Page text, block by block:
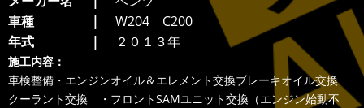
車種
W204 C200
年式
２０１３年
施工内容：
車検整備・エンジンオイル＆エレメント交換ブレーキオイル交換
クーラント交換 ・フロントSAMユニット交換（エンジン始動不